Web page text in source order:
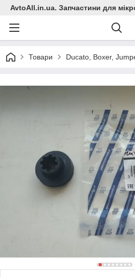
AvtoAll.in.ua. Запчастини для
Товари Ducato, Boxer,